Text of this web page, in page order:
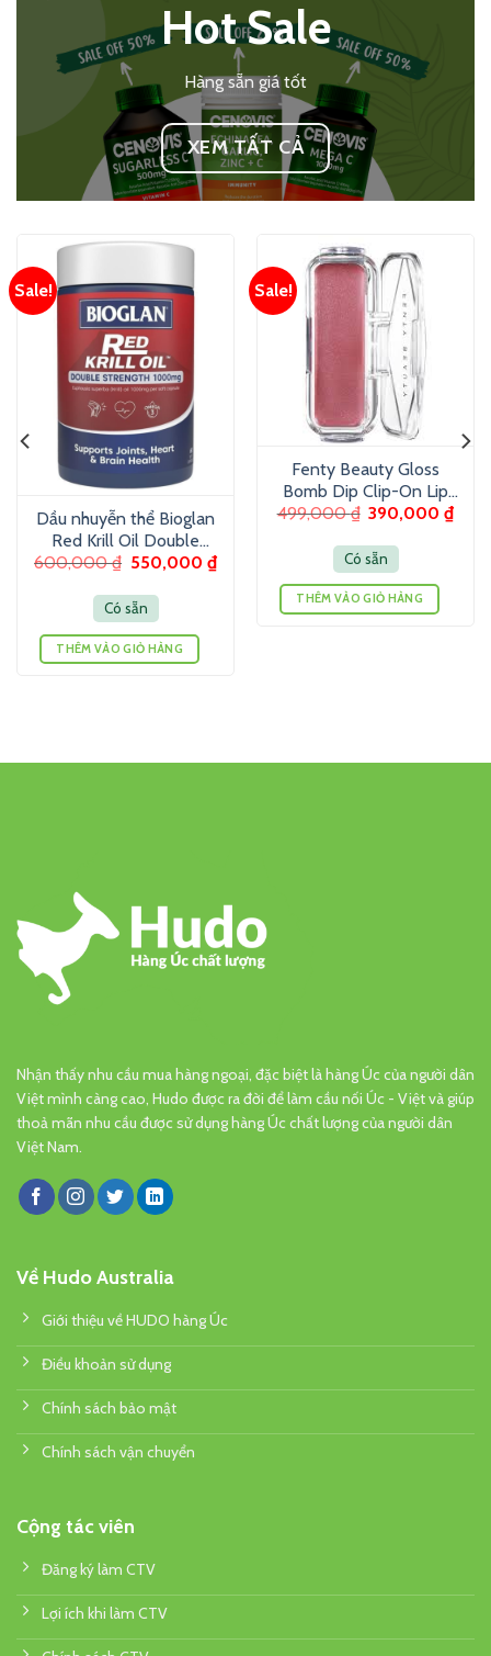
Hot Sale
Hàng sẵn giá tốt
XEM TẤT CẢ
Sale!
Dầu nhuyễn thể Bioglan
Red Krill Oil Double
Strength 1000mg 60
600,000₫ 550,000 ₫
Có sẵn
THÊM VÀO GIỎ HÀNG
Sale!
Fenty Beauty Gloss
Bomb Dip Clip-On Lip
Luminizer 6g – Son
499,000₫ 390,000₫
Có sẵn
THÊM VÀO GIỎ HÀNG
Nhận thấy nhu cầu mua hàng ngoại, đặc biệt là hàng Úc của người dân
Việt mình càng cao, Hudo được ra đời để làm cầu nối Úc - Việt và giúp
thoả mãn nhu cầu được sử dụng hàng Úc chất lượng của người dân
Việt Nam.
Về Hudo Australia
Giới thiệu về HUDO hàng Úc
Điều khoản sử dụng
Chính sách bảo mật
Chính sách vận chuyển
Cộng tác viên
Đăng ký làm CTV
Lợi ích khi làm CTV